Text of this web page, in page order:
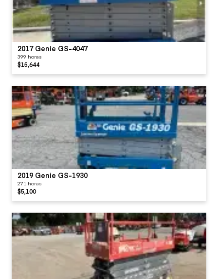
2017 Genie GS-4047
399 horas
$15,644
2019 Genie GS-1930
271 horas
$5,100